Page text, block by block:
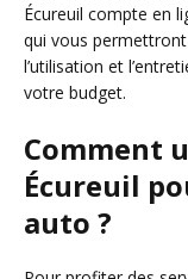
Écureuil compte en
qui vous permettront
l’utilisation et
votre budget.
Comment
Écureuil
auto ?